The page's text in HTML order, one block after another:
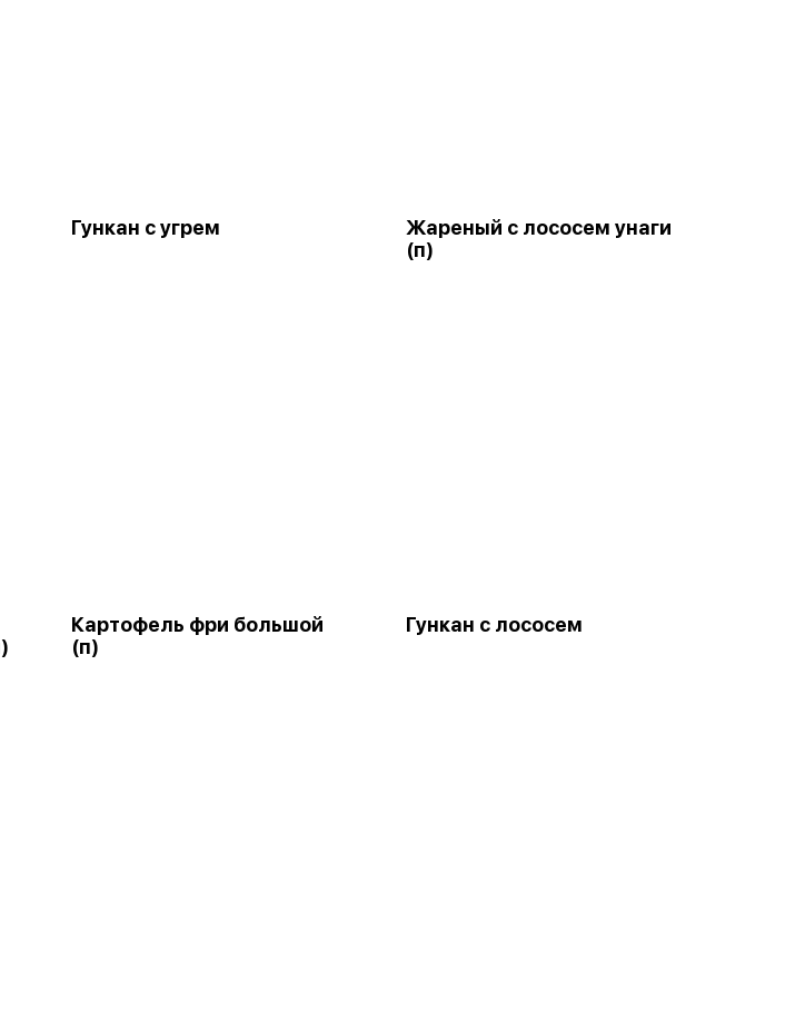
Гункан с угрем
Жареный с лососем унаги
(п)
Картофель фри большой
(п)
Гункан с лососем